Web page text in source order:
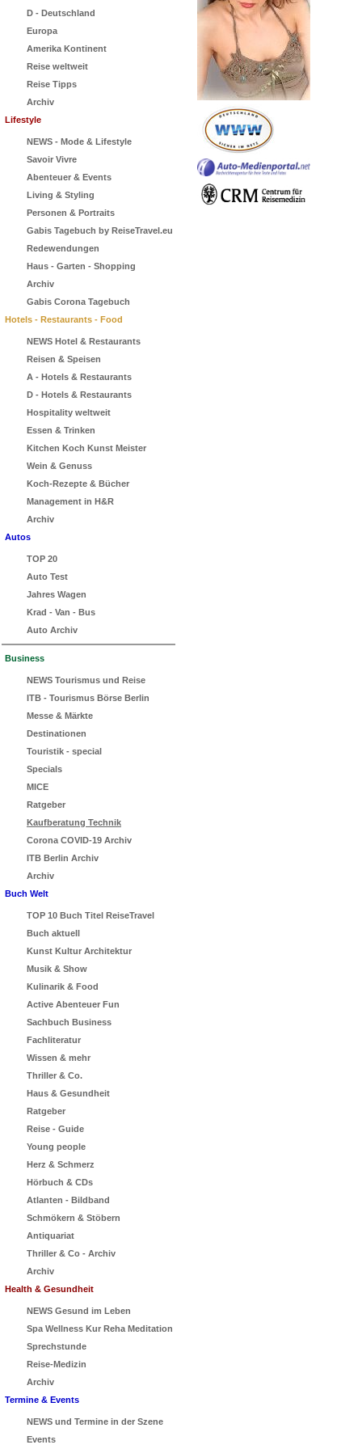
D - Deutschland
Europa
Amerika Kontinent
Reise weltweit
Reise Tipps
Archiv
Lifestyle
NEWS - Mode & Lifestyle
Savoir Vivre
Abenteuer & Events
Living & Styling
Personen & Portraits
Gabis Tagebuch by ReiseTravel.eu
Redewendungen
Haus - Garten - Shopping
Archiv
Gabis Corona Tagebuch
Hotels - Restaurants - Food
NEWS Hotel & Restaurants
Reisen & Speisen
A - Hotels & Restaurants
D - Hotels & Restaurants
Hospitality weltweit
Essen & Trinken
Kitchen Koch Kunst Meister
Wein & Genuss
Koch-Rezepte & Bücher
Management in H&R
Archiv
Autos
TOP 20
Auto Test
Jahres Wagen
Krad - Van - Bus
Auto Archiv
Business
NEWS Tourismus und Reise
ITB - Tourismus Börse Berlin
Messe & Märkte
Destinationen
Touristik - special
Specials
MICE
Ratgeber
Kaufberatung Technik
Corona COVID-19 Archiv
ITB Berlin Archiv
Archiv
Buch Welt
TOP 10 Buch Titel ReiseTravel
Buch aktuell
Kunst Kultur Architektur
Musik & Show
Kulinarik & Food
Active Abenteuer Fun
Sachbuch Business
Fachliteratur
Wissen & mehr
Thriller & Co.
Haus & Gesundheit
Ratgeber
Reise - Guide
Young people
Herz & Schmerz
Hörbuch & CDs
Atlanten - Bildband
Schmökern & Stöbern
Antiquariat
Thriller & Co - Archiv
Archiv
Health & Gesundheit
NEWS Gesund im Leben
Spa Wellness Kur Reha Meditation
Sprechstunde
Reise-Medizin
Archiv
Termine & Events
NEWS und Termine in der Szene
Events